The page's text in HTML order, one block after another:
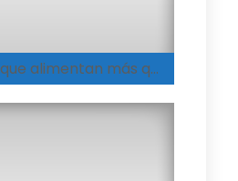
Hay abrazos que alimentan más que cualquier plato